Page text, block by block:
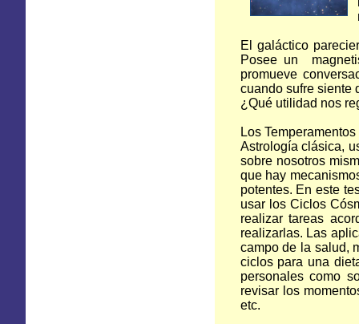
El galáctico
Posee un
promueve
cuando sufre siente
¿Qué utilidad nos
Los
Astrología clásica,
sobre nosotros
que hay
potentes. En este
usar los Ciclos
realizar tareas
realizarlas. Las
campo de la salud,
ciclos para una
personales como
revisar los
etc.